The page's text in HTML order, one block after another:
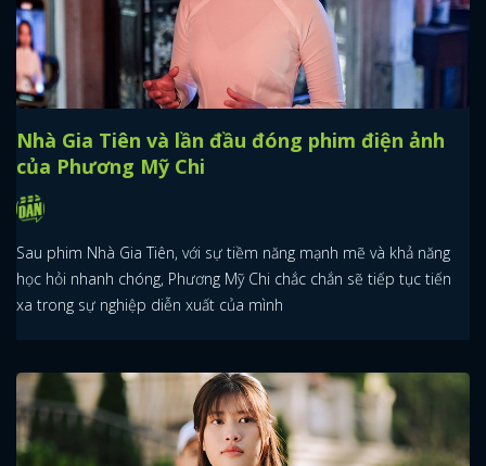
Nhà Gia Tiên và lần đầu đóng phim điện ảnh
của Phương Mỹ Chi
Sau phim Nhà Gia Tiên, với sự tiềm năng mạnh mẽ và khả năng
học hỏi nhanh chóng, Phương Mỹ Chi chắc chắn sẽ tiếp tục tiến
xa trong sự nghiệp diễn xuất của mình